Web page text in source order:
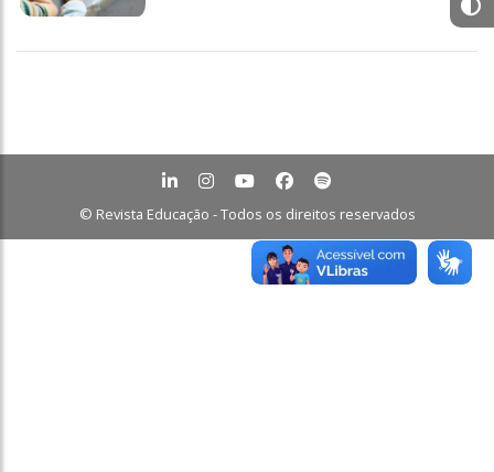
© Revista Educação - Todos os direitos reservados